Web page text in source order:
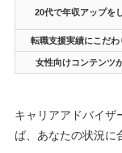
20代で年収アップを
転職支援実績にこだわ
女性向けコンテンツ
キャリアアドバイザ
ば、あなたの状況に